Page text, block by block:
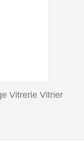
Vitrerie Vitrier